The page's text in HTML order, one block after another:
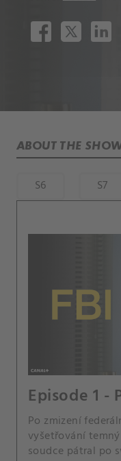
ABOUT THE
S6 S7
Episode 1 -
Po zmizení
vyšetřování
soudce pátral po